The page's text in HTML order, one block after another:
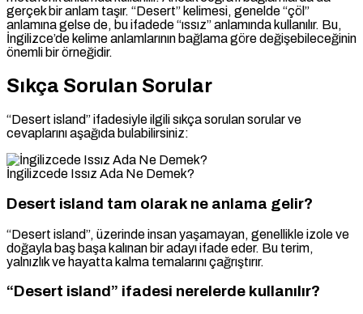
gerçek bir anlam taşır. “Desert” kelimesi, genelde “çöl”
anlamına gelse de, bu ifadede “ıssız” anlamında kullanılır. Bu,
İngilizce’de kelime anlamlarının bağlama göre değişebileceğinin
önemli bir örneğidir.
Sıkça Sorulan Sorular
“Desert island” ifadesiyle ilgili sıkça sorulan sorular ve
cevaplarını aşağıda bulabilirsiniz:
İngilizcede Issız Ada Ne Demek?
Desert island tam olarak ne anlama gelir?
“Desert island”, üzerinde insan yaşamayan, genellikle izole ve
doğayla baş başa kalınan bir adayı ifade eder. Bu terim,
yalnızlık ve hayatta kalma temalarını çağrıştırır.
“Desert island” ifadesi nerelerde kullanılır?